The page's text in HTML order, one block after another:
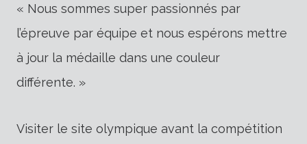
« Nous sommes super passionnés par
l’épreuve par équipe et nous espérons mettre
à jour la médaille dans une couleur
différente. »
Visiter le site olympique avant la compétition